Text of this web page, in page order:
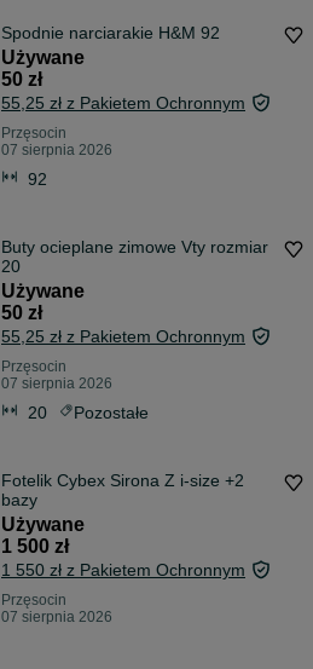
Spodnie narciarakie H&M 92
Używane
50 zł
55,25 zł z Pakietem Ochronnym
Przęsocin
07 sierpnia 2026
92
Buty ocieplane zimowe Vty rozmiar
20
Używane
50 zł
55,25 zł z Pakietem Ochronnym
Przęsocin
07 sierpnia 2026
20 Pozostałe
Fotelik Cybex Sirona Z i-size +2
bazy
Używane
1 500 zł
1 550 zł z Pakietem Ochronnym
Przęsocin
07 sierpnia 2026